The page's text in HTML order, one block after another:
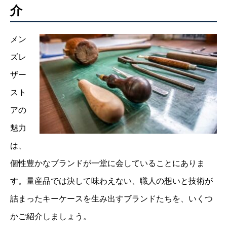
介
メン
ズレ
ザー
スト
アの
魅力
は、
個性豊かなブランドが一堂に会していることにありま
す。量産品では決して味わえない、職人の想いと技術が
詰まったキーケースを生み出すブランドたちを、いくつ
かご紹介しましょう。